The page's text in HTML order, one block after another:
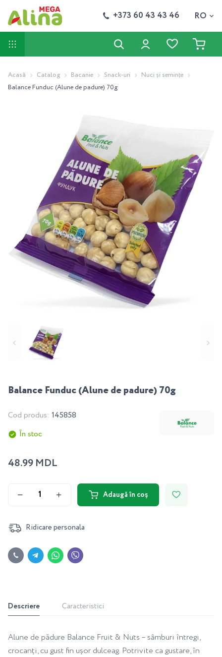
+373 60 43 43 46 RO
Acasă Catalog Bacanie Snack-uri
Nuci și semințe
Balance Funduc (Alune de padure) 70g
Balance Funduc (Alune de padure) 70g
Cod produs: 145858
În stoc
48.99 MDL
Adaugă în coș
Ridicare personala
Descriere Caracteristici
Alune de pădure Balance Fruit & Nuts – sâmburi întregi,
crocanți, cu gust fin ușor dulceag. Potrivite ca gustare, în